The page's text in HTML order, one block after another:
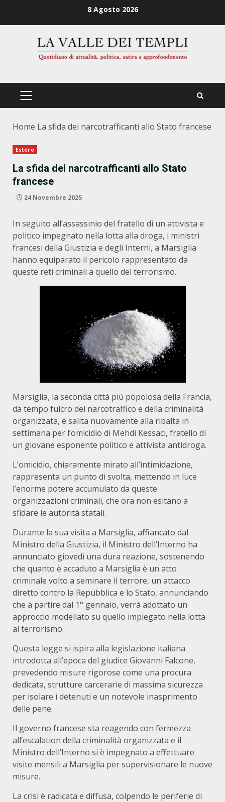
8 Agosto 2026
PRIMÄRES
Home La sfida dei narcotrafficanti allo Stato francese
Estero
La sfida dei narcotrafficanti allo Stato
francese
24 Novembre 2025
In seguito all’assassinio del fratello di un attivista e
politico impegnato nella lotta alla droga, i ministri
francesi della Giustizia e degli Interni, a Marsiglia
hanno equiparato il pericolo rappresentato da
queste reti criminali a quello del terrorismo.
Marsiglia, la seconda città più popolosa della Francia,
da tempo fulcro del narcotraffico e della criminalità
organizzata, è salita nuovamente alla ribalta in
settimana per l’omicidio di Mehdi Kessaci, fratello di
un giovane esponente politico e attivista antidroga.
L’omicidio, chiaramente mirato all’intimidazione,
rappresenta un punto di svolta, mettendo in luce
l’enorme potere accumulato da queste
organizzazioni criminali, che ora non esitano a
sfidare le autorità statali.
Durante la sua visita a Marsiglia, affiancato dal
Ministro della Giustizia, il Ministro dell’Interno ha
annunciato giovedì una dura reazione, sostenendo
che quanto è accaduto a Marsiglia è un atto
criminale volto a seminare il terrore, un attacco
diretto contro la Repubblica e lo Stato, annunciando
che a partire dal 1° gennaio, verrà adottato un
approccio modellato su quello impiegato nella lotta
al terrorismo.
Questa legge si ispira alla legislazione italiana
introdotta all’epoca del giudice Giovanni Falcone,
prevedendo misure rigorose come una procura
dedicata, strutture carcerarie di massima sicurezza
per isolare i detenuti e un notevole inasprimento
delle pene.
Il governo francese sta reagendo con fermezza
all’escalation della criminalità organizzata e il
Ministro dell’Interno si è impegnato a effettuare
visite mensili a Marsiglia per supervisionare le nuove
misure.
La crisi è radicata e diffusa, colpendo le periferie di